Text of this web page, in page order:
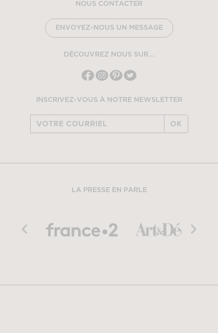
NOUS CONTACTER
ENVOYEZ-NOUS UN MESSAGE
DÉCOUVREZ NOUS SUR...
INSCRIVEZ-VOUS À NOTRE NEWSLETTER
OK
LA PRESSE EN PARLE